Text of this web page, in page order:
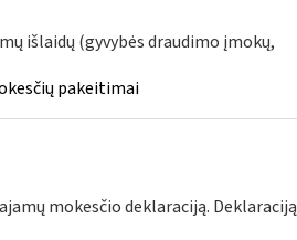
išlaidų (gyvybės draudimo įmokų,
pakeitimai
mokesčio deklaraciją. Deklaraciją